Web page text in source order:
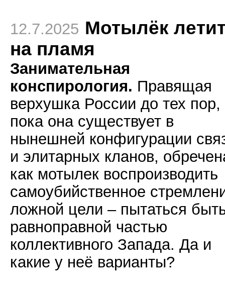
12.7.2025 Мотылёк
на пламя
Занимательная
конспирология. Правящая
верхушка России до тех пор,
пока она существует в
нынешней конфигурации
и элитарных кланов,
как мотылек воспроизводить
самоубийственное
ложной цели – пытаться
равноправной частью
коллективного Запада. Да и
какие у неё варианты?